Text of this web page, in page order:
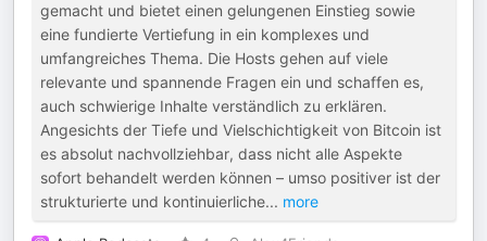
gemacht und bietet einen gelungenen Einstieg sowie
eine fundierte Vertiefung in ein komplexes und
umfangreiches Thema. Die Hosts gehen auf viele
relevante und spannende Fragen ein und schaffen es,
auch schwierige Inhalte verständlich zu erklären.
Angesichts der Tiefe und Vielschichtigkeit von Bitcoin ist
es absolut nachvollziehbar, dass nicht alle Aspekte
sofort behandelt werden können – umso positiver ist der
strukturierte und kontinuierliche... more